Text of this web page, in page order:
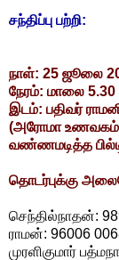
சந்திப்பு பற்றி:
நாள்: 25 ஜூலை
நேரம்: மாலை 5.30
இடம்: பதிவர்
(அரோமா உணவகம்
வண்ணமடித்த
தொடர்புக்கு
செந்தில்நாதன்:
ராமன்: 96006
முரளிகுமார்